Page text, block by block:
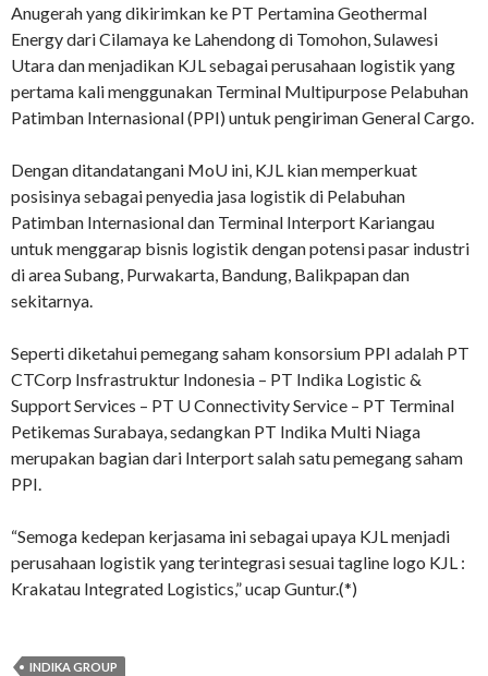
Anugerah yang dikirimkan ke PT Pertamina Geothermal
Energy dari Cilamaya ke Lahendong di Tomohon, Sulawesi
Utara dan menjadikan KJL sebagai perusahaan logistik yang
pertama kali menggunakan Terminal Multipurpose Pelabuhan
Patimban Internasional (PPI) untuk pengiriman General Cargo.
Dengan ditandatangani MoU ini, KJL kian memperkuat
posisinya sebagai penyedia jasa logistik di Pelabuhan
Patimban Internasional dan Terminal Interport Kariangau
untuk menggarap bisnis logistik dengan potensi pasar industri
di area Subang, Purwakarta, Bandung, Balikpapan dan
sekitarnya.
Seperti diketahui pemegang saham konsorsium PPI adalah PT
CTCorp Insfrastruktur Indonesia – PT Indika Logistic &
Support Services – PT U Connectivity Service – PT Terminal
Petikemas Surabaya, sedangkan PT Indika Multi Niaga
merupakan bagian dari Interport salah satu pemegang saham
PPI.
“Semoga kedepan kerjasama ini sebagai upaya KJL menjadi
perusahaan logistik yang terintegrasi sesuai tagline logo KJL :
Krakatau Integrated Logistics,” ucap Guntur.(*)
INDIKA GROUP